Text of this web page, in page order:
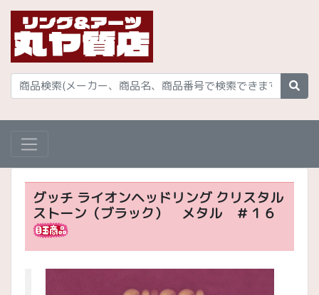
グッチ ライオンヘッドリング クリスタル
ストーン（ブラック） メタル ＃１６